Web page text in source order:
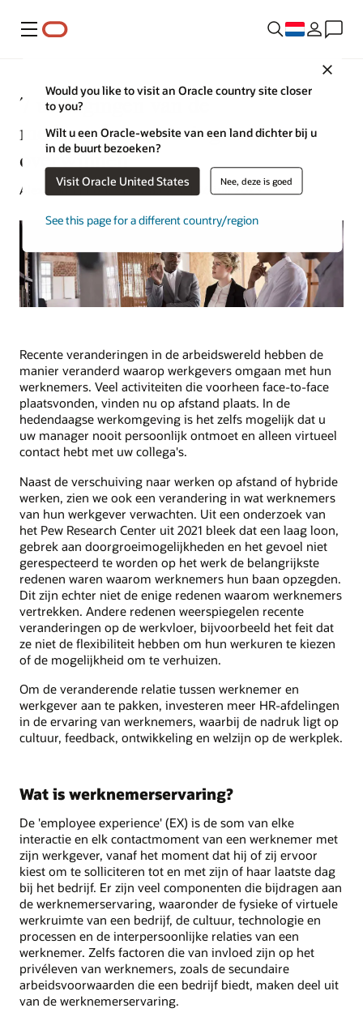
Menu
Would you like to visit an Oracle country site closer
to you?
Wilt u een Oracle-website van een land dichter bij u
in de buurt bezoeken?
Visit Oracle United States Nee, deze is goed
See this page for a different country/region
7 uitdagingen van de
medewerkerservaring om te
overwinnen
Alex Chan | Content Strategist | 26 juli 2023
Recente veranderingen in de arbeidswereld hebben de
manier veranderd waarop werkgevers omgaan met hun
werknemers. Veel activiteiten die voorheen face-to-face
plaatsvonden, vinden nu op afstand plaats. In de
hedendaagse werkomgeving is het zelfs mogelijk dat u
uw manager nooit persoonlijk ontmoet en alleen virtueel
contact hebt met uw collega's.
Naast de verschuiving naar werken op afstand of hybride
werken, zien we ook een verandering in wat werknemers
van hun werkgever verwachten. Uit een onderzoek van
het Pew Research Center uit 2021 bleek dat een laag loon,
gebrek aan doorgroeimogelijkheden en het gevoel niet
gerespecteerd te worden op het werk de belangrijkste
redenen waren waarom werknemers hun baan opzegden.
Dit zijn echter niet de enige redenen waarom werknemers
vertrekken. Andere redenen weerspiegelen recente
veranderingen op de werkvloer, bijvoorbeeld het feit dat
ze niet de flexibiliteit hebben om hun werkuren te kiezen
of de mogelijkheid om te verhuizen.
Om de veranderende relatie tussen werknemer en
werkgever aan te pakken, investeren meer HR-afdelingen
in de ervaring van werknemers, waarbij de nadruk ligt op
cultuur, feedback, ontwikkeling en welzijn op de werkplek.
Wat is werknemerservaring?
De 'employee experience' (EX) is de som van elke
interactie en elk contactmoment van een werknemer met
zijn werkgever, vanaf het moment dat hij of zij ervoor
kiest om te solliciteren tot en met zijn of haar laatste dag
bij het bedrijf. Er zijn veel componenten die bijdragen aan
de werknemerservaring, waaronder de fysieke of virtuele
werkruimte van een bedrijf, de cultuur, technologie en
processen en de interpersoonlijke relaties van een
werknemer. Zelfs factoren die van invloed zijn op het
privéleven van werknemers, zoals de secundaire
arbeidsvoorwaarden die een bedrijf biedt, maken deel uit
van de werknemerservaring.